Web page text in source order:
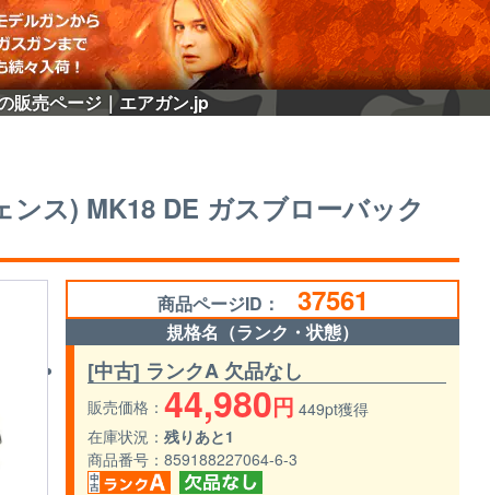
販売ページ｜エアガン.jp
ス) MK18 DE ガスブローバック
商品ページID： 37561
規格名（ランク・状態）
[中古] ランクA 欠品なし
販売価格 44,980円 449pt獲得
在庫状況
残りあと1
商品番号
859188227064-6-3